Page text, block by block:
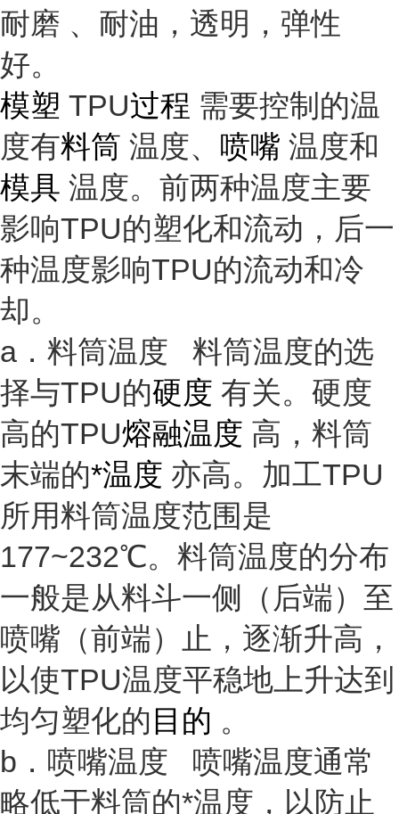
耐磨 、耐油，透明， 弹性
好。
模塑 TPU过程 需要控制的温
度有料筒 温度、 喷嘴 温度和
模具 温度。前两种温度主要
影响TPU的塑化和流动，后一
种温度影响TPU的流动和冷
却。
a．料筒温度 料筒温度的选
择与TPU的硬度 有关。硬度
高的TPU熔融温度 高，料筒
末端的*温度 亦高。加工TPU
所用料筒温度范围是
177~232℃。料筒温度的分布
一般是从料斗一侧（后端）至
喷嘴（前端）止，逐渐升高，
以使TPU温度平稳地上升达到
均匀塑化的 目的 。
b．喷嘴温度 喷嘴温度通常
略低于料筒的*温度，以防止